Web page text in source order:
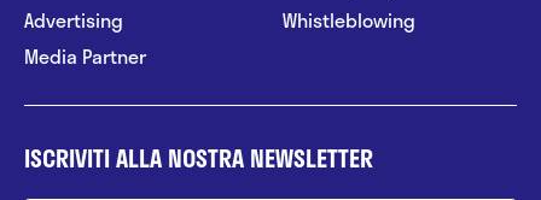
Advertising
Media Partner
Whistleblowing
ISCRIVITI ALLA NOSTRA NEWSLETTER